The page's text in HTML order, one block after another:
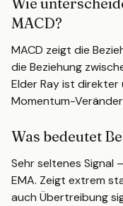
MACD?
MACD zeigt die
die Beziehung
Elder Ray ist
Momentum-
Was bedeutet
Sehr seltenes Signal
EMA. Zeigt extrem
auch Übertreibung